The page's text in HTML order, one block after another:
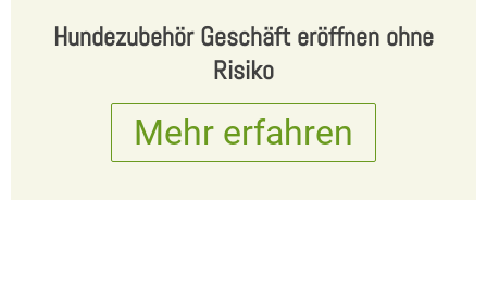
Hundezubehör Geschäft eröffnen ohne
Risiko
Mehr erfahren